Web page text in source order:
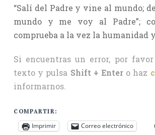
“Salí del Padre y vine al mundo;
mundo y me voy al Padre”;
comprueba a la vez la humanidad
Si encuentras un error, por
texto y pulsa Shift + Enter o haz
informarnos.
COMPARTIR:
Imprimir Correo electrónico